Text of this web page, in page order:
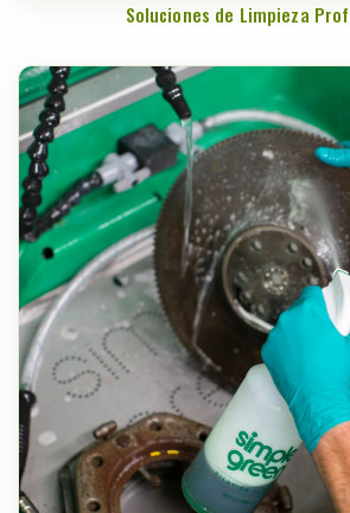
Soluciones de Limpieza